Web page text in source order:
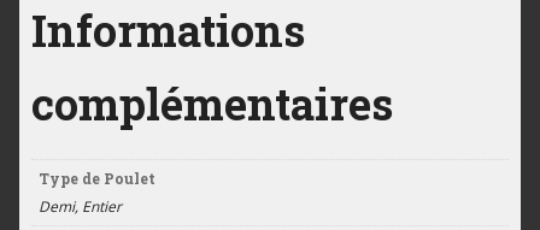
Informations
complémentaires
Type de Poulet
Demi, Entier